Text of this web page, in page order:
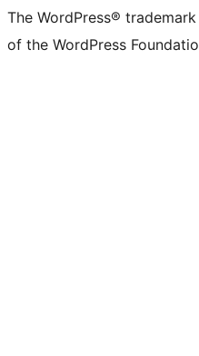
The WordPress®
of the WordPress